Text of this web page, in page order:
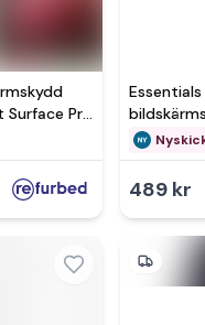
Surface Pro
Glass
i
489 kr